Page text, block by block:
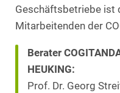
Geschäftsbetriebe ist
Mitarbeitenden der
Berater
HEUKING:
Prof. Dr. Georg